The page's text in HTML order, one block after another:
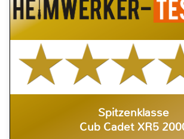
Spitzenklasse
Cub Cadet XR5